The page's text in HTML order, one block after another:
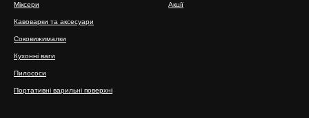
Міксери
Кавоварки та аксесуари
Соковижималки
Кухонні ваги
Пилососи
Портативні варильні поверхні
Акції